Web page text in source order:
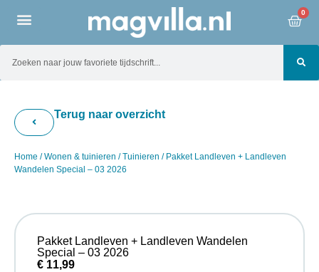
0
Terug naar overzicht
Home /Wonen & tuinieren /Tuinieren / Pakket Landleven + Landleven
Wandelen Special – 03 2026
Pakket Landleven + Landleven Wandelen
Special – 03 2026
€ 11,99